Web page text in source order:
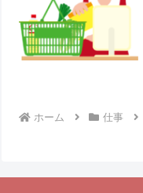
ホーム 仕事